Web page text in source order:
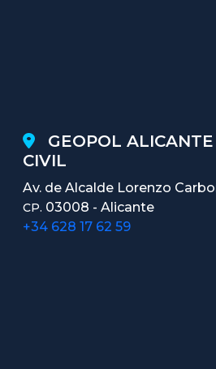
GEOPOL
CIVIL
Av. de Alcalde Lorenzo
CP. 03008 - Alicante
+34 628 17 62 59